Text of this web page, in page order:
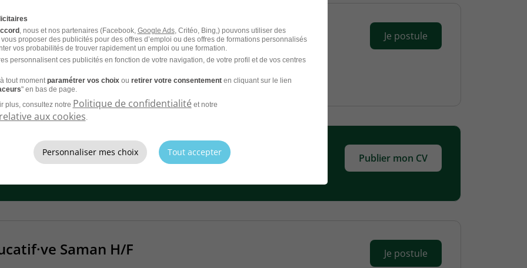
Service d'Accueil Familial Gv H/F
France Travail
Je postule
et laissez les recruteurs venir à
Publier mon CV
Saman H/F Je postule
, nous et nos partenaires (Facebook, Google Ads, Critéo, Bing,) pouvons utiliser des
proposer des publicités pour des offres d’emploi ou des offres de formations personnalisés
vos probabilités de trouver rapidement un emploi ou une formation.
personnalisent ces publicités en fonction de votre navigation, de votre profil et de vos centres
tout moment paramétrer vos choixou retirer votre consentementen cliquant sur le lien
" en bas de page.
plus, consultez notre Politique de confidentialité et notre
aux cookies
Personnaliser mes choix Tout accepter